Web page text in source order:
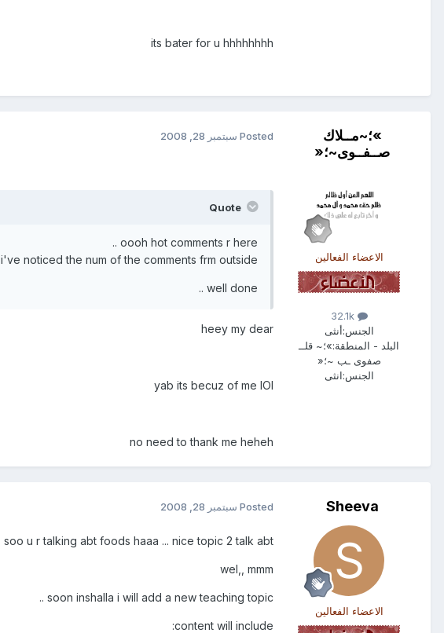
its bater for u hhhhhhhh
»؛~مــلاك
صــفــوى~؛«
الاعضاء الفعالين
32.1k
الجنس:أنثى
البلد - المنطقة:»؛~ قلــ
صفوى ـب ~؛«
الجنس:انثى
Posted سبتمبر 28, 2008
oooh hot comments r here ..
i've noticed the num of the comments frm outside ...
well done ..
heey my dear
yab its becuz of me lOl
no need to thank me heheh
Sheeva
الاعضاء الفعالين
Posted سبتمبر 28, 2008
soo u r talking abt foods haaa ... nice topic 2 talk abt
wel,, mmm
soon inshalla i will add a new teaching topic ..
content will include: